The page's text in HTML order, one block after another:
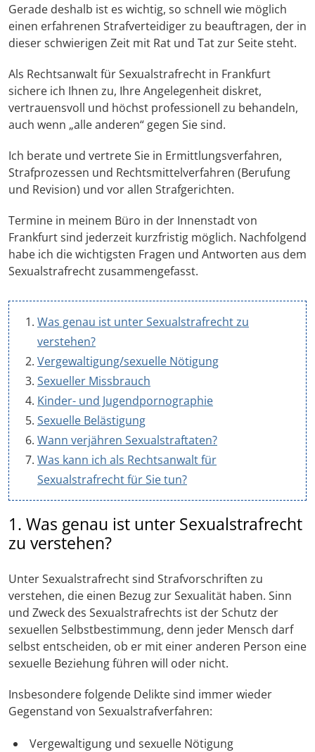
Gerade deshalb ist es wichtig, so schnell wie möglich
einen erfahrenen Strafverteidiger zu beauftragen, der in
dieser schwierigen Zeit mit Rat und Tat zur Seite steht.
Als Rechtsanwalt für Sexualstrafrecht in Frankfurt
sichere ich Ihnen zu, Ihre Angelegenheit diskret,
vertrauensvoll und höchst professionell zu behandeln,
auch wenn „alle anderen“ gegen Sie sind.
Ich berate und vertrete Sie in Ermittlungsverfahren,
Strafprozessen und Rechtsmittelverfahren (Berufung
und Revision) und vor allen Strafgerichten.
Termine in meinem Büro in der Innenstadt von
Frankfurt sind jederzeit kurzfristig möglich. Nachfolgend
habe ich die wichtigsten Fragen und Antworten aus dem
Sexualstrafrecht zusammengefasst.
Was genau ist unter Sexualstrafrecht zu
verstehen?
Vergewaltigung/sexuelle Nötigung
Sexueller Missbrauch
Kinder- und Jugendpornographie
Sexuelle Belästigung
Wann verjähren Sexualstraftaten?
Was kann ich als Rechtsanwalt für
Sexualstrafrecht für Sie tun?
1. Was genau ist unter Sexualstrafrecht
zu verstehen?
Unter Sexualstrafrecht sind Strafvorschriften zu
verstehen, die einen Bezug zur Sexualität haben. Sinn
und Zweck des Sexualstrafrechts ist der Schutz der
sexuellen Selbstbestimmung, denn jeder Mensch darf
selbst entscheiden, ob er mit einer anderen Person eine
sexuelle Beziehung führen will oder nicht.
Insbesondere folgende Delikte sind immer wieder
Gegenstand von Sexualstrafverfahren:
Vergewaltigung und sexuelle Nötigung